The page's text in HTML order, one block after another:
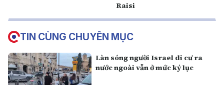
Raisi
TIN CÙNG CHUYÊN MỤC
Làn sóng người Israel di cư ra
nước ngoài vẫn ở mức kỷ lục